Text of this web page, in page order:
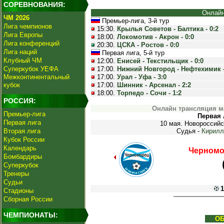
СОРЕВНОВАНИЯ:
ЧМ 2026
Лига чемпионов
Лига Европы
Лига конференций
Лига наций
Клубный ЧМ
Суперкубок УЕФА
Межконтинентальный
кубок
РОССИЯ:
Премьер-лига
Первая лига
Вторая лига
Кубок России
Календарь
Бомбардиры
Суперкубок
Тренеры
Судьи
Стадионы
Сборная России
ЧЕМПИОНАТЫ:
Премьер-лига, 3-й тур
15:30. Крылья Советов - Балтика - 0:2
18:00. Локомотив - Акрон - 0:0
20:30. ЦСКА - Ростов - 0:0
Первая лига, 5-й тур
12:00. Енисей - Текстильщик - 0:0
17:00. Нижний Новгород - Нефтехимик
17:00. Урал - Уфа - 3:0
17:00. Шинник - Арсенал - 2:2
18:00. Торпедо - Сочи - 1:2
Онлайн трансляция
Первая
10 мая.
Судья -